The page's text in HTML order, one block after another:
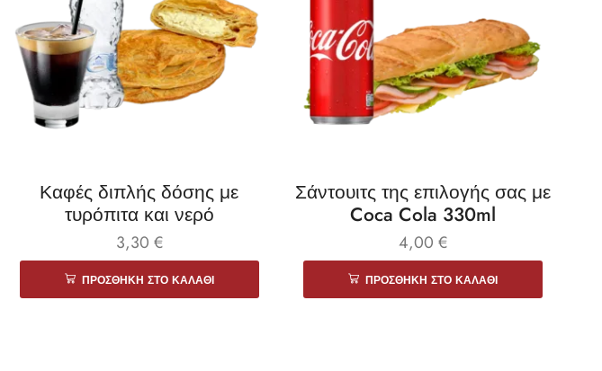
Καφές διπλής δόσης με
τυρόπιτα και νερό
3,30 €
ΠΡΟΣΘΉΚΗ ΣΤΟ ΚΑΛΆΘΙ
Σάντουιτς της επιλογής σας με
Coca Cola 330ml
4,00 €
ΠΡΟΣΘΉΚΗ ΣΤΟ ΚΑΛΆΘΙ